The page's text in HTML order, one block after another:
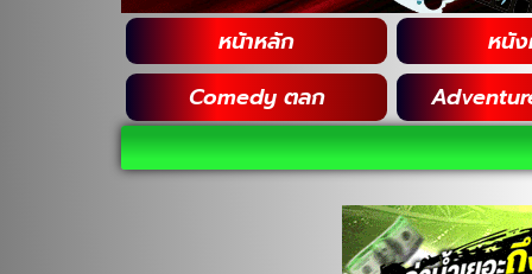
หน้าหลัก
หนั
Comedy ตลก